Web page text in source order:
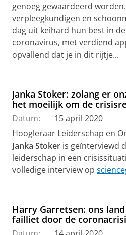
genoeg gewaardeerd
verpleegkundigen en
dag uit keihard hun best in
coronavirus, met verdiend
opvallend dat je in dit rijtje...
Janka Stoker: zolang er
het moeilijk om de
Datum:
15 april 2020
Hoogleraar Leiderschap en
Janka Stoker is geïnterviewd
leiderschap in een
volledige interview op
Harry Garretsen: ons
failliet door de